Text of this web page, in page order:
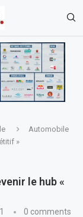
Automobile
»
le hub «
0 comments